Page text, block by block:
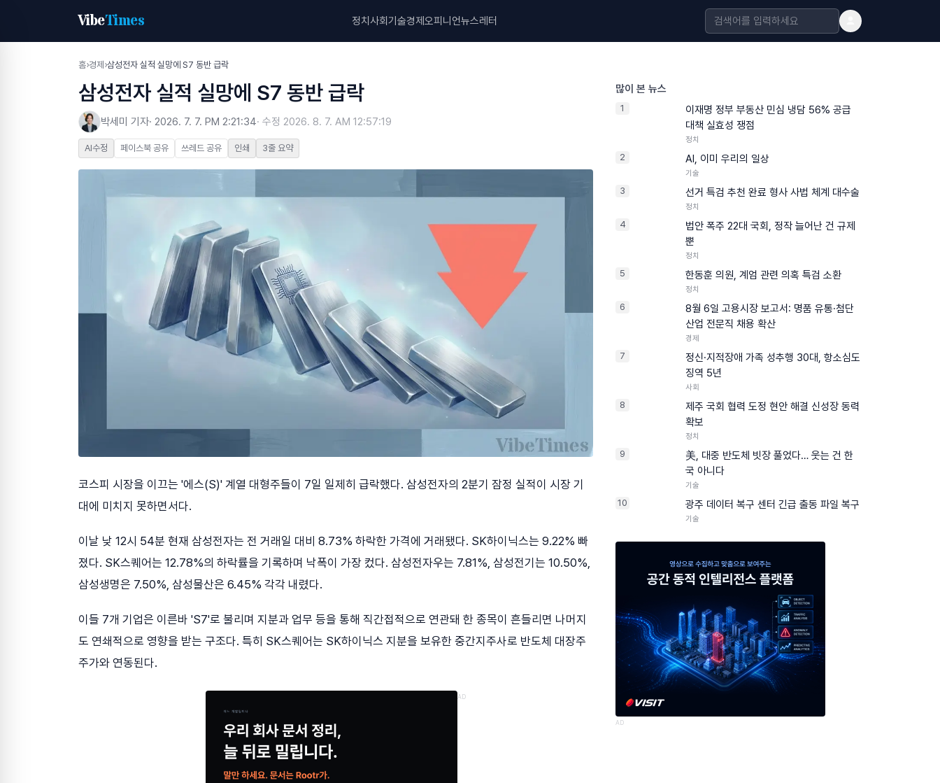
VibeTimes 정치사회기술경제오피니언뉴스레터
홈›경제 ›삼성전자 실적 실망에 S7 동반 급락
삼성전자 실적 실망에 S7 동반 급락
박세미 기자· 2026. 7. 7. PM 2:21:34· 수정 2026. 8. 7. AM 12:57:19
AI수정 페이스북 공유 쓰레드 공유 인쇄 3줄 요약
코스피 시장을 이끄는 '에스(S)' 계열 대형주들이 7일 일제히 급락했다. 삼성전자의 2분기 잠정 실적이 시장 기
대에 미치지 못하면서다.
이날 낮 12시 54분 현재 삼성전자는 전 거래일 대비 8.73% 하락한 가격에 거래됐다. SK하이닉스는 9.22% 빠
졌다. SK스퀘어는 12.78%의 하락률을 기록하며 낙폭이 가장 컸다. 삼성전자우는 7.81%, 삼성전기는 10.50%,
삼성생명은 7.50%, 삼성물산은 6.45% 각각 내렸다.
이들 7개 기업은 이른바 'S7'로 불리며 지분과 업무 등을 통해 직간접적으로 연관돼 한 종목이 흔들리면 나머지
도 연쇄적으로 영향을 받는 구조다. 특히 SK스퀘어는 SK하이닉스 지분을 보유한 중간지주사로 반도체 대장주
주가와 연동된다.
AD
많이 본 뉴스
1
이재명 정부 부동산 민심 냉담 56% 공급
대책 실효성 쟁점
정치
2 AI, 이미 우리의 일상
기술
3 선거 특검 추천 완료 형사 사법 체계 대수술
정치
4
법안 폭주 22대 국회, 정작 늘어난 건 규제
뿐
정치
5 한동훈 의원, 계엄 관련 의혹 특검 소환
정치
6
8월 6일 고용시장 보고서: 명품 유통·첨단
산업 전문직 채용 확산
경제
7
정신·지적장애 가족 성추행 30대, 항소심도
징역 5년
사회
8
제주 국회 협력 도정 현안 해결 신성장 동력
확보
정치
9
美, 대중 반도체 빗장 풀었다… 웃는 건 한
국 아니다
기술
10 광주 데이터 복구 센터 긴급 출동 파일 복구
기술
AD